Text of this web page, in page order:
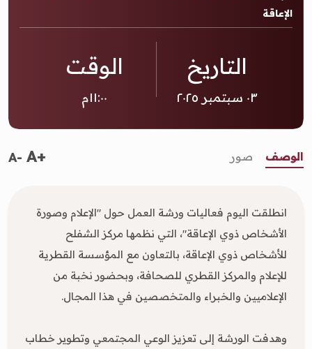
الإعاقة
التاريخ
٠٣ سبتمبر ٢٠٢٥
الوقت
١١:٠٠م
الوصف صور A- A+
انطلقت اليوم فعاليات ورشة العمل حول "الإعلام وصورة
الأشخاص ذوي الإعاقة"، التي نظمها مركز الشفلح
للأشخاص ذوي الإعاقة، بالتعاون مع المؤسسة القطرية
للإعلام والمركز القطري للصحافة، وبحضور نخبة من
الإعلاميين والخبراء والمتخصصين في هذا المجال.
وهدفت الورشة إلى تعزيز الوعي المجتمعي وتطوير خطاب